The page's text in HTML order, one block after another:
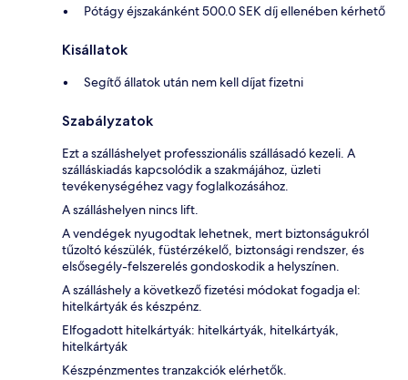
Pótágy éjszakánként 500.0 SEK díj ellenében kérhető
Kisállatok
Segítő állatok után nem kell díjat fizetni
Szabályzatok
Ezt a szálláshelyet professzionális szállásadó kezeli. A
szálláskiadás kapcsolódik a szakmájához, üzleti
tevékenységéhez vagy foglalkozásához.
A szálláshelyen nincs lift.
A vendégek nyugodtak lehetnek, mert biztonságukról
tűzoltó készülék, füstérzékelő, biztonsági rendszer, és
elsősegély-felszerelés gondoskodik a helyszínen.
A szálláshely a következő fizetési módokat fogadja el:
hitelkártyák és készpénz.
Elfogadott hitelkártyák: hitelkártyák, hitelkártyák,
hitelkártyák
Készpénzmentes tranzakciók elérhetők.